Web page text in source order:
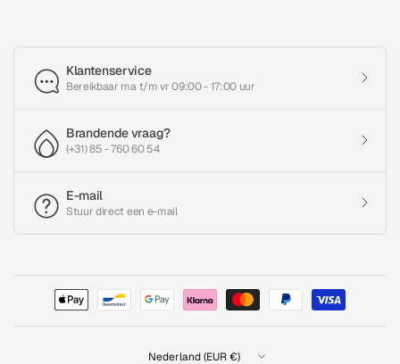
Klantenservice
Bereikbaar ma t/m vr 09:00 - 17:00 uur
Brandende vraag?
(+31) 85 - 760 60 54
E-mail
Stuur direct een e-mail
Land/regio